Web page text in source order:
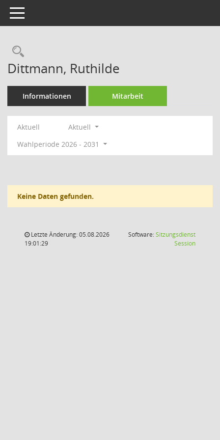
Toggle navigation
Rechercheauswahl
Dittmann, Ruthilde
Informationen Mitarbeit
Aktuell
Aktuell
Wahlperiode 2026 - 2031
Keine Daten gefunden.
Letzte Änderung: 05.08.2026
19:01:29
Software:Sitzungsdienst
Session(Wird in